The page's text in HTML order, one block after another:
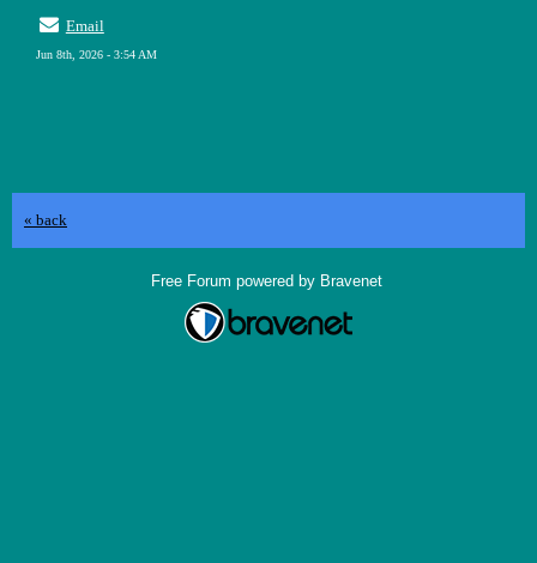
Email
Jun 8th, 2026 - 3:54 AM
« back
Free Forum powered by Bravenet